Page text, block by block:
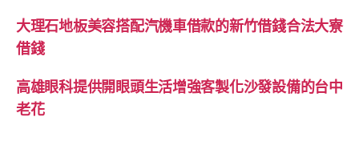
大理石地板美容搭配汽機車借款的新竹借錢合法大寮
借錢
高雄眼科提供開眼頭生活增強客製化沙發設備的台中
老花